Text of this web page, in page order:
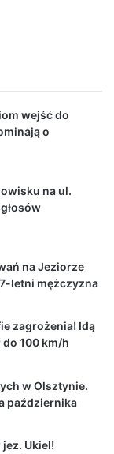
wejść do
o
na ul.
na Jeziorze
letni mężczyzna
zagrożenia! Idą
100 km/h
w Olsztynie.
października
Ukiel!